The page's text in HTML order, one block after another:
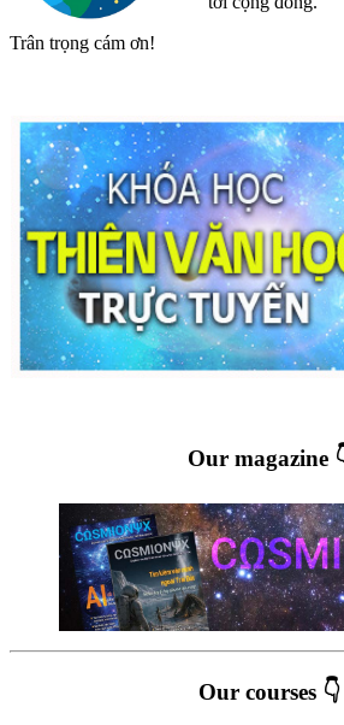
Trân trọng cám ơn!
Our magazine
Our courses 👇